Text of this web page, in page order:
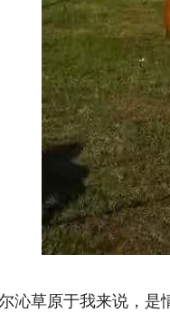
草原于我来说，是